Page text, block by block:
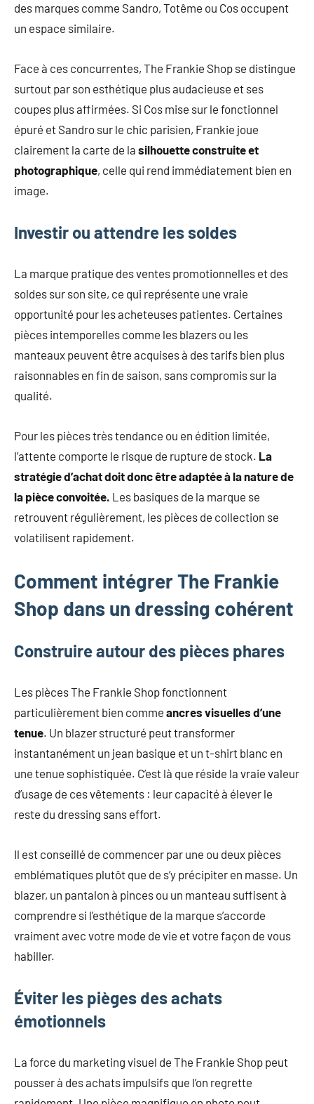
des marques comme Sandro, Totême ou Cos occupent
un espace similaire.
Face à ces concurrentes, The Frankie Shop se distingue
surtout par son esthétique plus audacieuse et ses
coupes plus affirmées. Si Cos mise sur le fonctionnel
épuré et Sandro sur le chic parisien, Frankie joue
clairement la carte de la silhouette construite et
photographique, celle qui rend immédiatement bien en
image.
Investir ou attendre les soldes
La marque pratique des ventes promotionnelles et des
soldes sur son site, ce qui représente une vraie
opportunité pour les acheteuses patientes. Certaines
pièces intemporelles comme les blazers ou les
manteaux peuvent être acquises à des tarifs bien plus
raisonnables en fin de saison, sans compromis sur la
qualité.
Pour les pièces très tendance ou en édition limitée,
l’attente comporte le risque de rupture de stock. La
stratégie d’achat doit donc être adaptée à la nature de
la pièce convoitée. Les basiques de la marque se
retrouvent régulièrement, les pièces de collection se
volatilisent rapidement.
Comment intégrer The Frankie
Shop dans un dressing cohérent
Construire autour des pièces phares
Les pièces The Frankie Shop fonctionnent
particulièrement bien comme ancres visuelles d’une
tenue. Un blazer structuré peut transformer
instantanément un jean basique et un t-shirt blanc en
une tenue sophistiquée. C’est là que réside la vraie valeur
d’usage de ces vêtements : leur capacité à élever le
reste du dressing sans effort.
Il est conseillé de commencer par une ou deux pièces
emblématiques plutôt que de s’y précipiter en masse. Un
blazer, un pantalon à pinces ou un manteau suffisent à
comprendre si l’esthétique de la marque s’accorde
vraiment avec votre mode de vie et votre façon de vous
habiller.
Éviter les pièges des achats
émotionnels
La force du marketing visuel de The Frankie Shop peut
pousser à des achats impulsifs que l’on regrette